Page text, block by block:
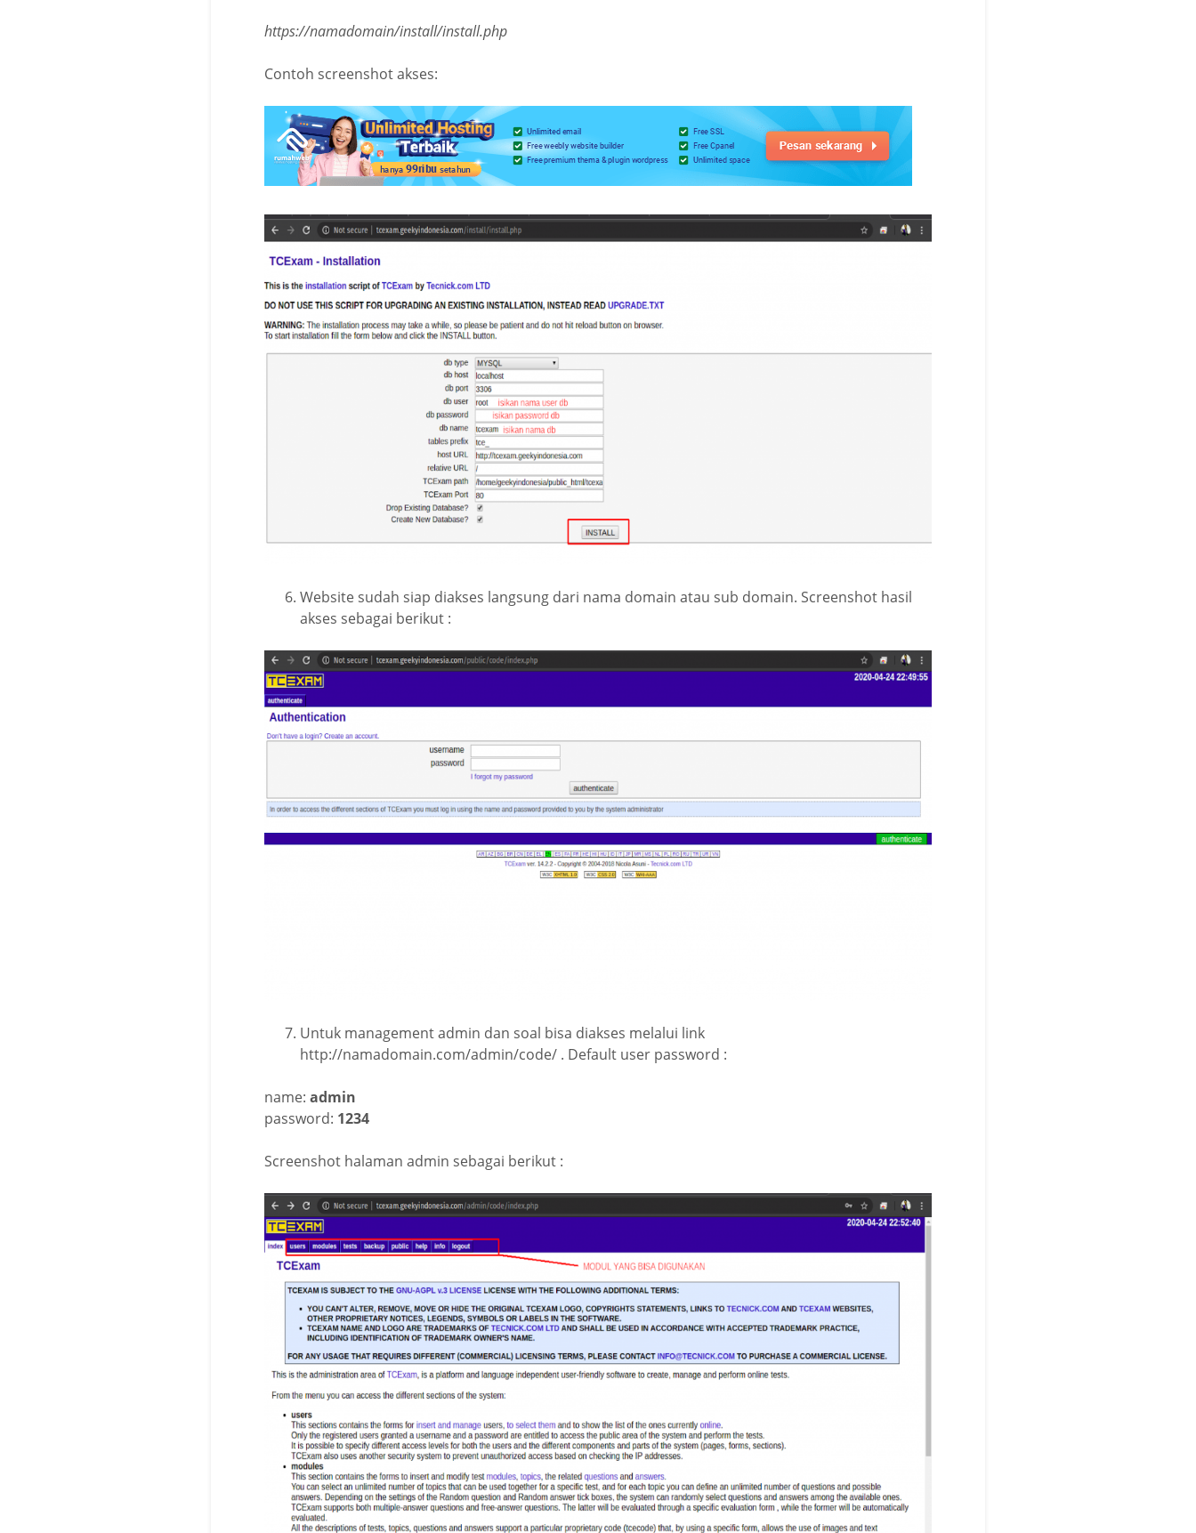
https://namadomain/install/install.php
Contoh screenshot akses:
Website sudah siap diakses langsung dari nama domain atau sub domain. Screenshot hasil
akses sebagai berikut :
Untuk management admin dan soal bisa diakses melalui link
http://namadomain.com/admin/code/ . Default user password :
name: admin
password: 1234
Screenshot halaman admin sebagai berikut :